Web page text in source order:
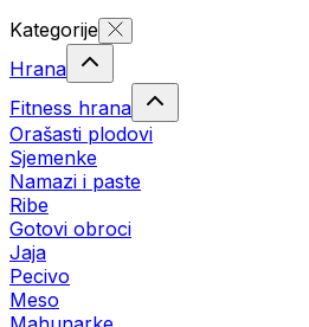
Kategorije
Hrana
Fitness hrana
Orašasti plodovi
Sjemenke
Namazi i paste
Ribe
Gotovi obroci
Jaja
Pecivo
Meso